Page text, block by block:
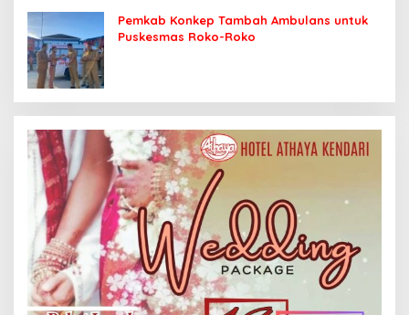
Pemkab Konkep Tambah Ambulans untuk
Puskesmas Roko-Roko